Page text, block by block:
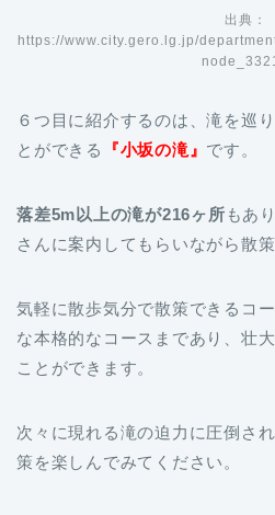
出典：
https://www.city.gero.lg.jp/
６つ目に紹介するのは、滝を巡
とができる
『小坂の滝』 です。
落差5m以上の滝が216ヶ所 もあり
さんに案内してもらいながら散策
気軽に散歩気分で散策できるコ
な本格的なコースまであり、壮
ことができます。
次々に現れる滝の迫力に圧倒さ
策を楽しんでみてください。